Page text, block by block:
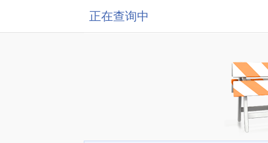
正在查询中